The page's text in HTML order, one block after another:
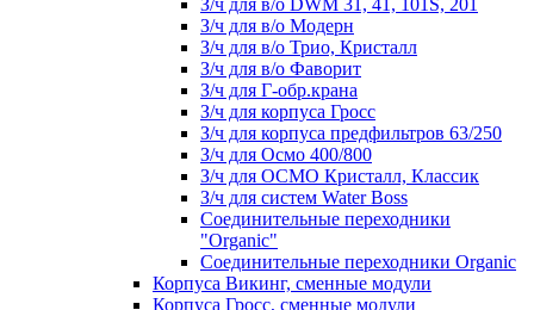
З/ч для в/о DWM 31, 41, 101S, 201
З/ч для в/о Модерн
З/ч для в/о Трио, Кристалл
З/ч для в/о Фаворит
З/ч для Г-обр.крана
З/ч для корпуса Гросс
З/ч для корпуса предфильтров 63/250
З/ч для Осмо 400/800
З/ч для ОСМО Кристалл, Классик
З/ч для систем Water Boss
Соединительные переходники
"Organic"
Соединительные переходники Organic
Корпуса Викинг, сменные модули
Корпуса Гросс, сменные модули